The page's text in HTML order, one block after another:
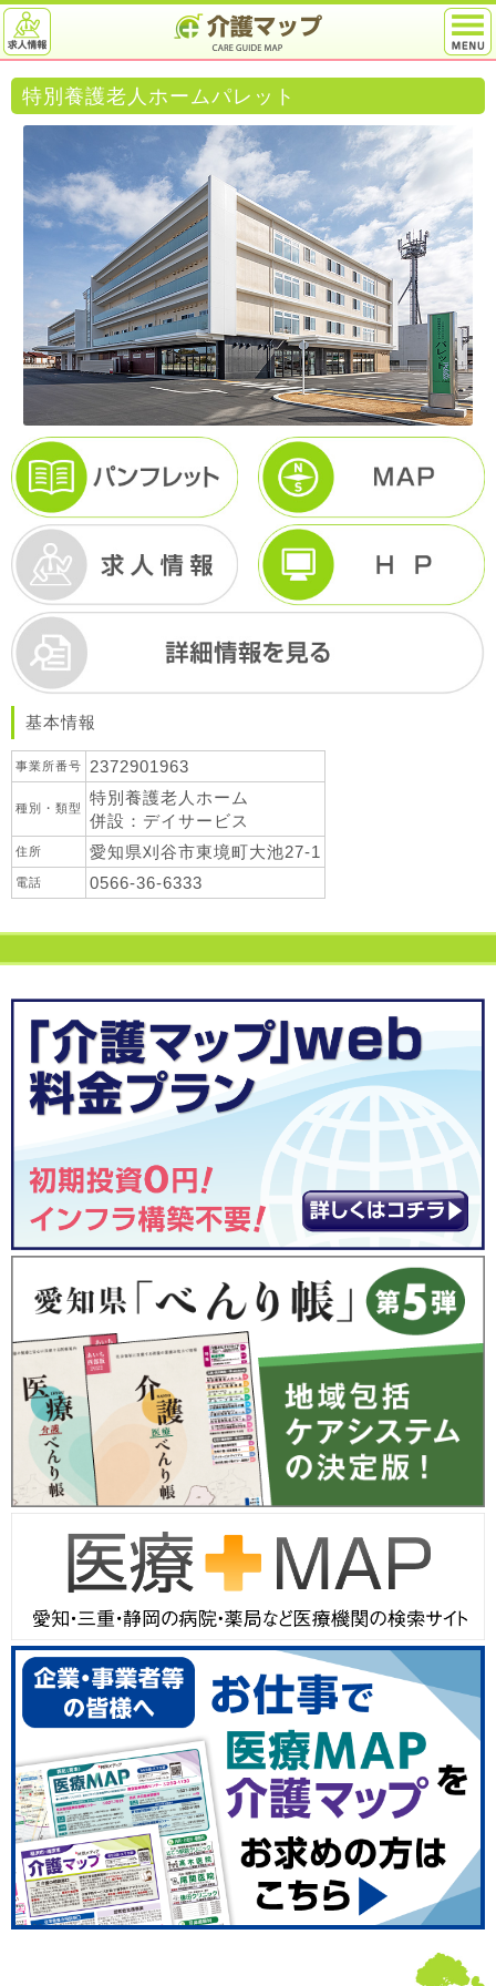
特別養護老人ホームパレット
基本情報
事業所番号 2372901963
種別・類型
特別養護老人ホーム
併設：デイサービス
住所 愛知県刈谷市東境町大池27-1
電話 0566-36-6333